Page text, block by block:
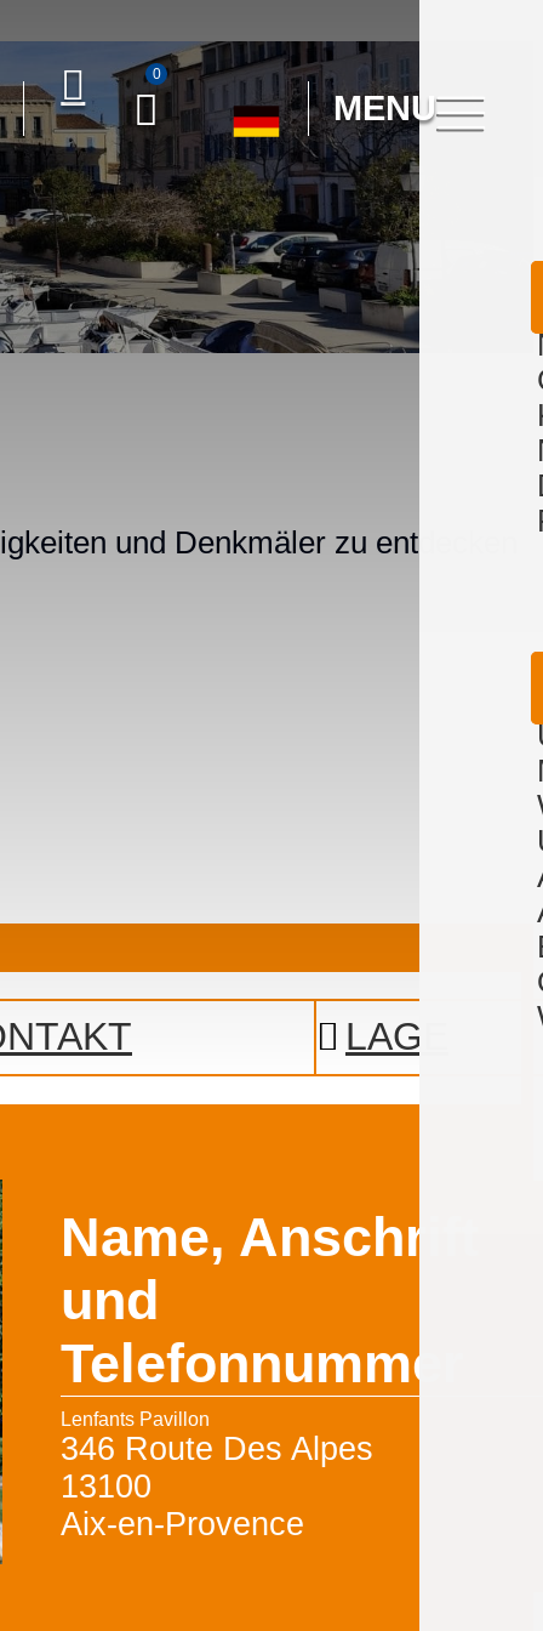
0
MENU
und Denkmäler zu entdecken
LAGE
Name, Anschrift
und
Telefonnummer
Lenfants Pavillon
346 Route Des Alpes
13100
Aix-en-Provence